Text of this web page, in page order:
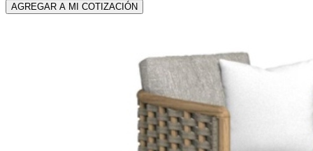
AGREGAR A MI COTIZACIÓN